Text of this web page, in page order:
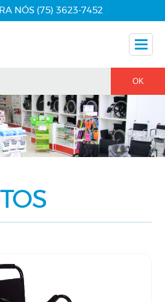
NÓS (75) 3623-7452